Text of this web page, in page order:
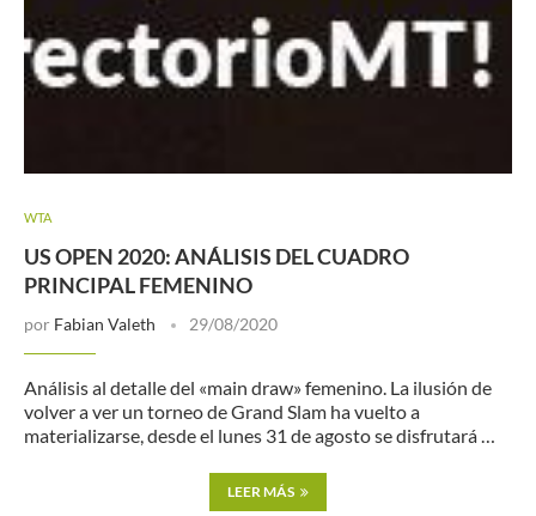
WTA
US OPEN 2020: ANÁLISIS DEL CUADRO
PRINCIPAL FEMENINO
por Fabian Valeth 29/08/2020
Análisis al detalle del «main draw» femenino. La ilusión de
volver a ver un torneo de Grand Slam ha vuelto a
materializarse, desde el lunes 31 de agosto se disfrutará …
LEER MÁS